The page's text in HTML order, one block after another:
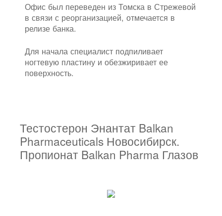
Офис был переведен из Томска в Стрежевой
в связи с реорганизацией, отмечается в
релизе банка.
Для начала специалист подпиливает
ногтевую пластину и обезжиривает ее
поверхность.
Тестостерон Энантат Balkan
Pharmaceuticals Новосибирск.
Пропионат Balkan Pharma Глазов